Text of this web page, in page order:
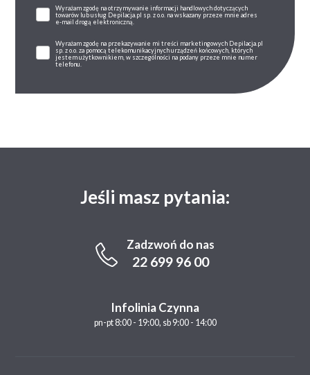
Wyrażam zgodę na otrzymywanie informacji handlowych dotyczących
towarów lub usług Depilacja.pl sp. z o.o. na wskazany przeze mnie adres
e-mail drogą elektroniczną.
Wyrażam zgodę na przekazywanie mi treści marketingowych Depilacja.pl
sp. z o.o. za pomocą telekomunikacyjnych urządzeń końcowych, których
jestem użytkownikiem, w szczególności na podany przeze mnie numer
telefonu.
Jeśli masz pytania:
Zadzwoń do nas
22 699 96 00
Infolinia Czynna
pn-pt 8:00 - 19:00, sb 9:00 - 14:00